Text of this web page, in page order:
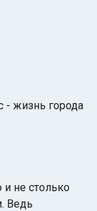
- жизнь города
не столько
Ведь